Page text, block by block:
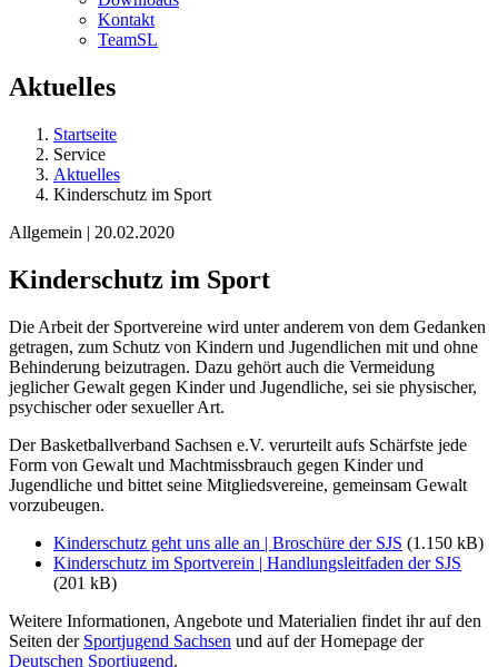
Kontakt
TeamSL
Aktuelles
Startseite
Service
Aktuelles
Kinderschutz im Sport
Allgemein | 20.02.2020
Kinderschutz im Sport
Die Arbeit der Sportvereine wird unter anderem von dem Gedanken
getragen, zum Schutz von Kindern und Jugendlichen mit und ohne
Behinderung beizutragen. Dazu gehört auch die Vermeidung
jeglicher Gewalt gegen Kinder und Jugendliche, sei sie physischer,
psychischer oder sexueller Art.
Der Basketballverband Sachsen e.V. verurteilt aufs Schärfste jede
Form von Gewalt und Machtmissbrauch gegen Kinder und
Jugendliche und bittet seine Mitgliedsvereine, gemeinsam Gewalt
vorzubeugen.
Kinderschutz geht uns alle an | Broschüre der SJS (1.150 kB)
Kinderschutz im Sportverein | Handlungsleitfaden der SJS
(201 kB)
Weitere Informationen, Angebote und Materialien findet ihr auf den
Seiten der Sportjugend Sachsen und auf der Homepage der
Deutschen Sportjugend.